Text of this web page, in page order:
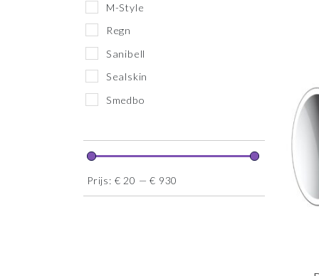
M-Style
Regn
Sanibell
Sealskin
Smedbo
Prijs: € 20 —€ 930